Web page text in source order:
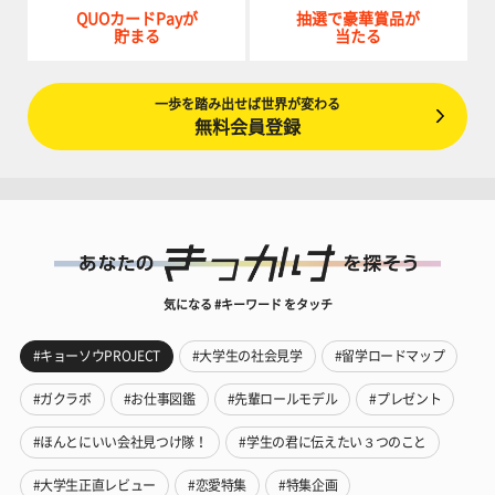
QUOカードPayが
貯まる
抽選で豪華賞品が
当たる
一歩を踏み出せば世界が変わる
無料会員登録
気になる #キーワード をタッチ
#キョーソウPROJECT #大学生の社会見学 #留学ロードマップ
#ガクラボ #お仕事図鑑 #先輩ロールモデル #プレゼント
#ほんとにいい会社見つけ隊！ #学生の君に伝えたい３つのこと
#大学生正直レビュー #恋愛特集 #特集企画